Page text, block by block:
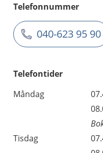
Telefonnummer
040-623 95 90
Telefontider
Måndag
Tisdag